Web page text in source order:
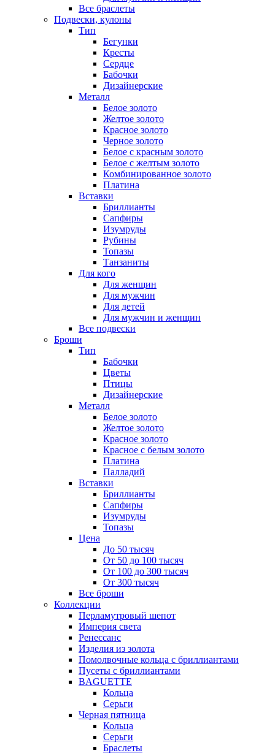
Все браслеты
Подвески, кулоны
Тип
Бегунки
Кресты
Сердце
Бабочки
Дизайнерские
Металл
Белое золото
Желтое золото
Красное золото
Черное золото
Белое с красным золото
Белое с желтым золото
Комбинированное золото
Платина
Вставки
Бриллианты
Сапфиры
Изумруды
Рубины
Топазы
Танзаниты
Для кого
Для женщин
Для мужчин
Для детей
Для мужчин и женщин
Все подвески
Броши
Тип
Бабочки
Цветы
Птицы
Дизайнерские
Металл
Белое золото
Желтое золото
Красное золото
Красное с белым золото
Платина
Палладий
Вставки
Бриллианты
Сапфиры
Изумруды
Топазы
Цена
До 50 тысяч
От 50 до 100 тысяч
От 100 до 300 тысяч
От 300 тысяч
Все броши
Коллекции
Перламутровый шепот
Империя света
Ренессанс
Изделия из золота
Помолвочные кольца с бриллиантами
Пусеты с бриллиантами
BAGUETTE
Кольца
Серьги
Черная пятница
Кольца
Серьги
Браслеты